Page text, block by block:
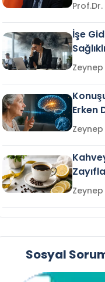
İşe
Gelir
Erken
Sosyal